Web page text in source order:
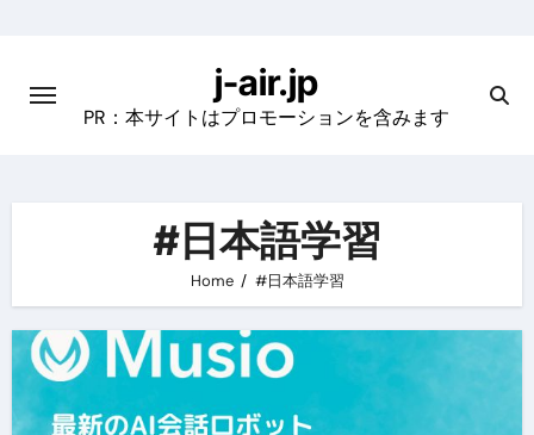
content
j-air.jp
PR：本サイトはプロモーションを含みます
#日本語学習
Home #日本語学習